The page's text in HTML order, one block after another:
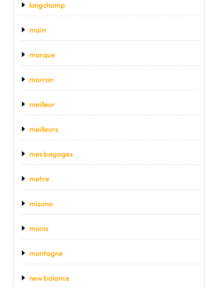
longchamp
main
marque
marron
meilleur
meilleurs
mes bagages
metre
mizuno
moins
montagne
new balance